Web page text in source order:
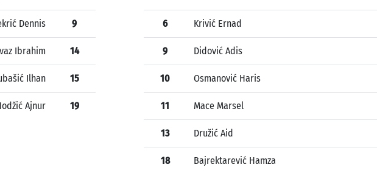
Dennis 9
Ibrahim 14
Ilhan 15
Ajnur 19
6 Krivić Ernad
9 Didović Adis
10 Osmanović Haris
11 Mace Marsel
13 Družić Aid
18 Bajrektarević Hamza